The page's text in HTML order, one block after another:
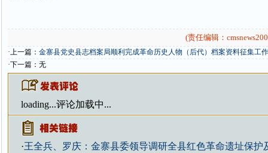
(责任编辑：
·上一篇： 金寨县党史县志档案局顺利完成革命历史人物（后代）档案资料征集工作
·下一篇：无
loading...评论加载中...
·王全兵、罗庆：金寨县委领导调研全县红色革命遗址保护